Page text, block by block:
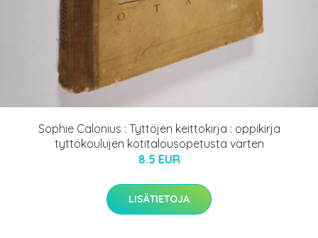
Sophie Calonius : Tyttöjen keittokirja : oppikirja
tyttökoulujen kotitalousopetusta varten
8.5 EUR
LISÄTIETOJA